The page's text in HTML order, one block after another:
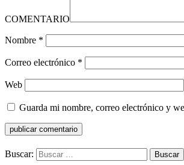
COMENTARIO
Nombre *
Correo electrónico *
Web
Guarda mi nombre, correo electrónico y
Buscar: